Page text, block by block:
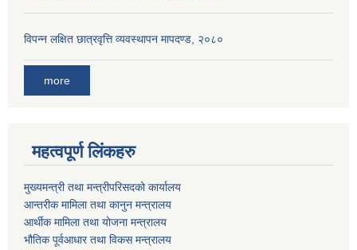
विपन्न लक्षित छात्रवृत्ति व्यवस्थापन मापदण्ड, २०८०
more
महत्वपूर्ण लिंकहरु
मुख्यमन्त्री तथा मन्त्रीपरिसदको कार्यालय
आन्तरीक मामिला तथा कानुन मन्त्रालय
आर्थीक मामिला तथा योजना मन्त्रालय
भौतिक पूर्वआधार तथा विकस मन्त्रालय